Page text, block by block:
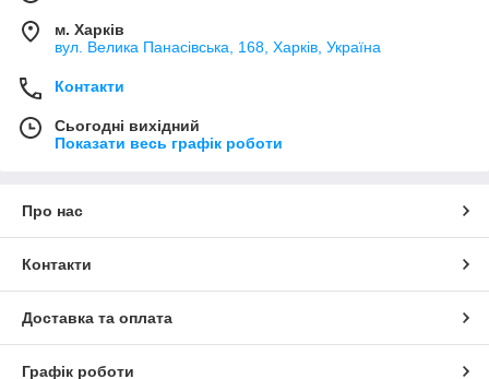
м. Харків
вул. Велика Панасівська, 168, Харків, Україна
Контакти
Сьогодні вихідний
Показати весь графік роботи
Про нас
Контакти
Доставка та оплата
Графік роботи